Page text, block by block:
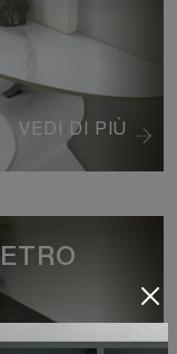
VEDI DI PIÙ